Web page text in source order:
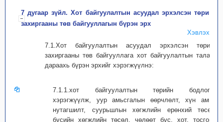
7 дугаар зүйл. Хот байгуулалтын асуудал эрхэлсэн төрийн
захиргааны төв байгууллагын бүрэн эрх
Хэвлэх
7.1.Хот байгуулалтын асуудал эрхэлсэн төрийн
захиргааны төв байгууллага хот байгуулалтын талаар
дараахь бүрэн эрхийг хэрэгжүүлнэ:
7.1.1.хот байгуулалтын төрийн бодлогыг
хэрэгжүүлж, уур амьсгалын өөрчлөлт, хүн амын
нутагшилт, суурьшлын хөгжлийн ерөнхий төсөл,
бүсийн хөгжлийн төсөл, чөлөөт бүс, хот, тосгоны